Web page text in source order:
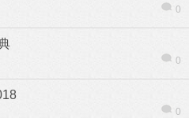
0
0
0